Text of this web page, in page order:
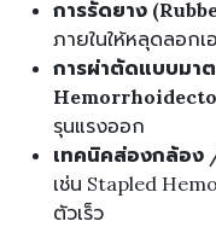
การรัดยาง
ภายในให้หลุดลอก
การผ่าตัดแบบมา
รุนแรงออก
เทคนิคส่องกล้อง
เช่น Stapled
ตัวเร็ว